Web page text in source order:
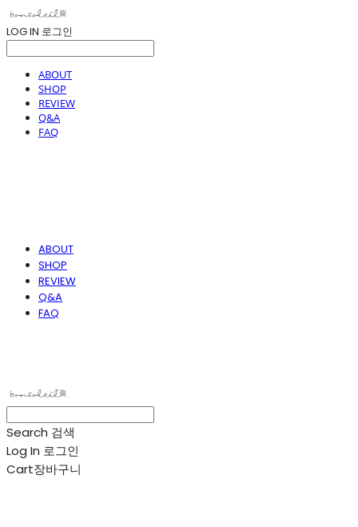
LOG IN 로그인
ABOUT
SHOP
REVIEW
Q&A
FAQ
ABOUT
SHOP
REVIEW
Q&A
FAQ
Search 검색
Log In 로그인
Cart장바구니